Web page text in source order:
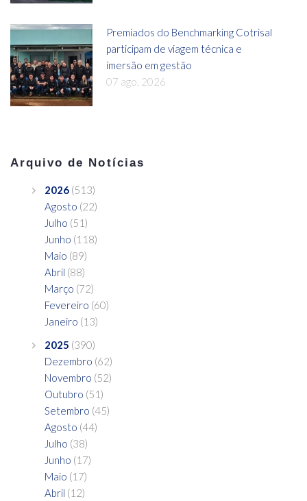
Premiados do Benchmarking Cotrisal
participam de viagem técnica e
imersão em gestão
07 ago, 2026
Arquivo de Notícias
2026 (513)
Agosto (22)
Julho (51)
Junho (118)
Maio (89)
Abril (88)
Março (72)
Fevereiro (60)
Janeiro (13)
2025 (390)
Dezembro (62)
Novembro (52)
Outubro (51)
Setembro (45)
Agosto (44)
Julho (38)
Junho (17)
Maio (17)
Abril (12)